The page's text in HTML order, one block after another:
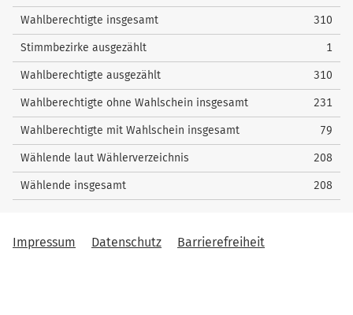
Wahlberechtigte insgesamt 310
Stimmbezirke ausgezählt 1
Wahlberechtigte ausgezählt 310
Wahlberechtigte ohne Wahlschein insgesamt 231
Wahlberechtigte mit Wahlschein insgesamt 79
Wählende laut Wählerverzeichnis 208
Wählende insgesamt 208
Impressum Datenschutz Barrierefreiheit